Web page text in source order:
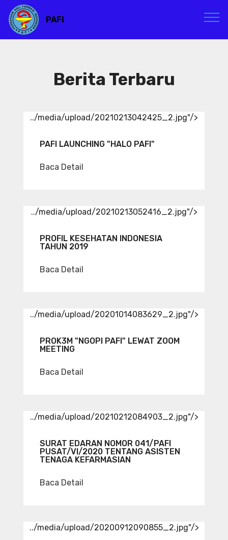
PAFI
Berita Terbaru
../media/upload/20210213042425_2.jpg"/>
PAFI LAUNCHING "HALO PAFI"
Baca Detail
../media/upload/20210213052416_2.jpg"/>
PROFIL KESEHATAN INDONESIA
TAHUN 2019
Baca Detail
../media/upload/20201014083629_2.jpg"/>
PROK3M "NGOPI PAFI" LEWAT ZOOM
MEETING
Baca Detail
../media/upload/20210212084903_2.jpg"/>
SURAT EDARAN NOMOR 041/PAFI
PUSAT/VI/2020 TENTANG ASISTEN
TENAGA KEFARMASIAN
Baca Detail
../media/upload/20200912090855_2.jpg"/>